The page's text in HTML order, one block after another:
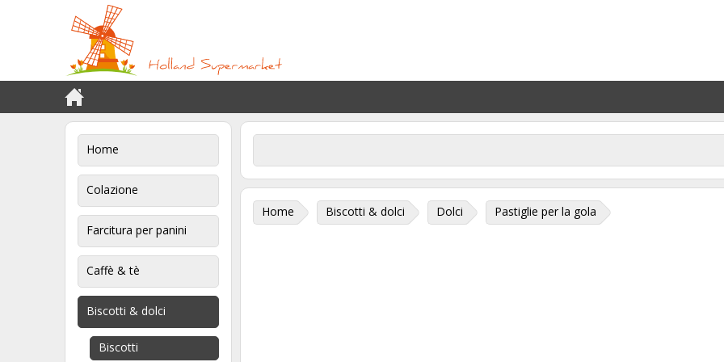
Home
Colazione
Farcitura per panini
Caffè & tè
Biscotti & dolci
Biscotti
Home Biscotti & dolci Dolci Pastiglie per la gola